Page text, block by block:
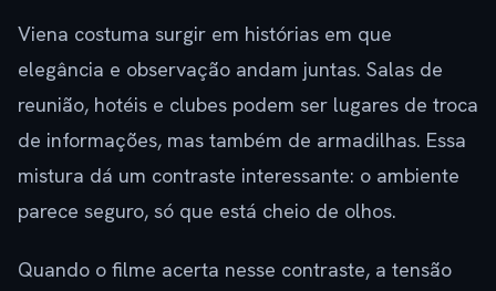
Viena costuma surgir em histórias em que
elegância e observação andam juntas. Salas de
reunião, hotéis e clubes podem ser lugares de troca
de informações, mas também de armadilhas. Essa
mistura dá um contraste interessante: o ambiente
parece seguro, só que está cheio de olhos.
Quando o filme acerta nesse contraste, a tensão